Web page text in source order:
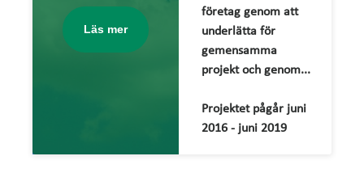
Läs mer
företag genom att
underlätta för
gemensamma
projekt och genom...
Projektet pågår juni
2016 - juni 2019